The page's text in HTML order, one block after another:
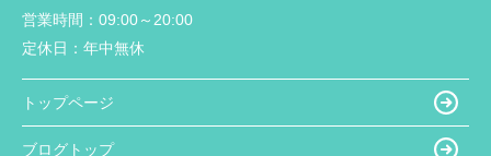
営業時間： 09:00～20:00
定休日： 年中無休
トップページ
ブログトップ